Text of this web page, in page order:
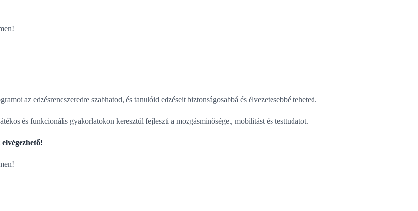
az edzésrendszeredre szabhatod, és tanulóid edzéseit biztonságosabbá és élvezetesebbé teheted.
és funkcionális gyakorlatokon keresztül fejleszti a mozgásminőséget, mobilitást és testtudatot.